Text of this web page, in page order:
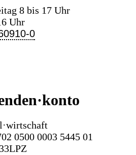
8 bis 17 Uhr
Uhr
0
0500 0003 5445 01